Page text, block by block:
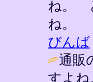
ね。
ね。
びんば
通販
すよ